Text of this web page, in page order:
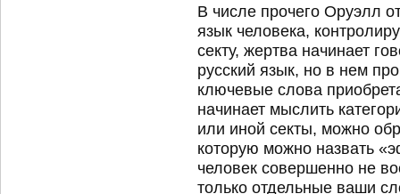
В числе прочего Оруэлл
язык человека,
секту, жертва начинает
русский язык, но в нем
ключевые слова
начинает мыслить
или иной секты, можно
которую можно назвать
человек совершенно не
только отдельные ваши